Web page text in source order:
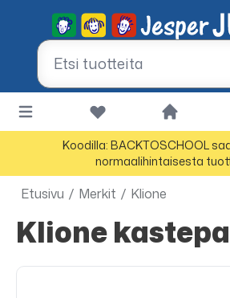
Koodilla: BACKTOSCHOOL
normaalihintaisesta
Etusivu / Merkit / Klione
Klione